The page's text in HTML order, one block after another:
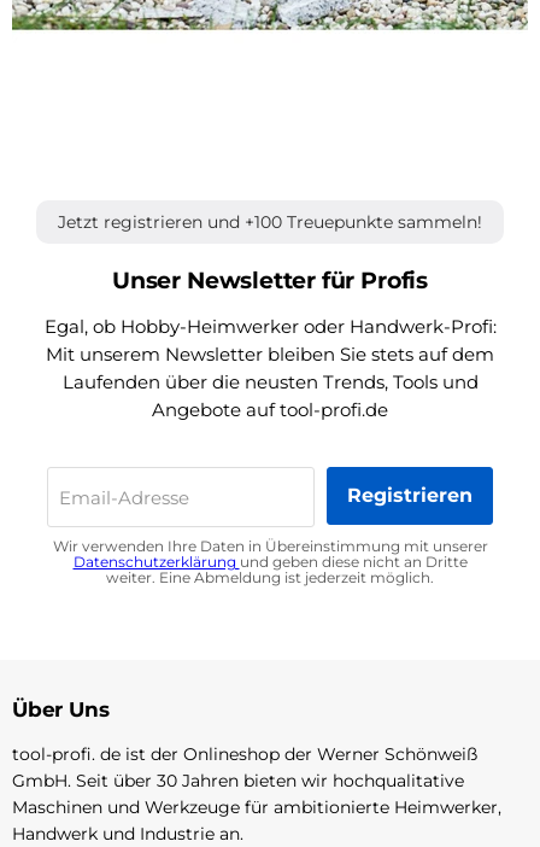
Jetzt registrieren und +100 Treuepunkte sammeln!
Unser Newsletter für Profis
Egal, ob Hobby-Heimwerker oder Handwerk-Profi:
Mit unserem Newsletter bleiben Sie stets auf dem
Laufenden über die neusten Trends, Tools und
Angebote auf tool-profi.de
Email-Adresse Registrieren
Wir verwenden Ihre Daten in Übereinstimmung mit unserer
Datenschutzerklärung und geben diese nicht an Dritte
weiter. Eine Abmeldung ist jederzeit möglich.
Über Uns
tool-profi. de ist der Onlineshop der Werner Schönweiß
GmbH. Seit über 30 Jahren bieten wir hochqualitative
Maschinen und Werkzeuge für ambitionierte Heimwerker,
Handwerk und Industrie an.